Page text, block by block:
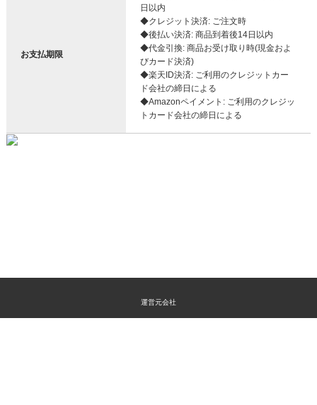
お支払期限
日以内
◆クレジット決済: ご注文時
◆後払い決済: 商品到着後14日以内
◆代金引換: 商品お受け取り時(現金およ
びカード決済)
◆楽天ID決済: ご利用のクレジットカー
ド会社の締日による
◆Amazonペイメント: ご利用のクレジッ
トカード会社の締日による
運営元会社